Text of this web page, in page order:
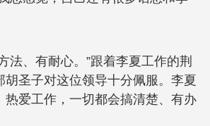
法、有耐心。”跟着李夏工作的荆
胡圣子对这位领导十分佩服。李夏
热爱工作，一切都会搞清楚、有办